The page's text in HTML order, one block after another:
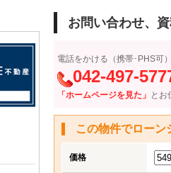
お問い合わせ、
電話をかける（携帯･PHS可）
042-497-
「ホームページを見た」 とお
この物件でローン
価格